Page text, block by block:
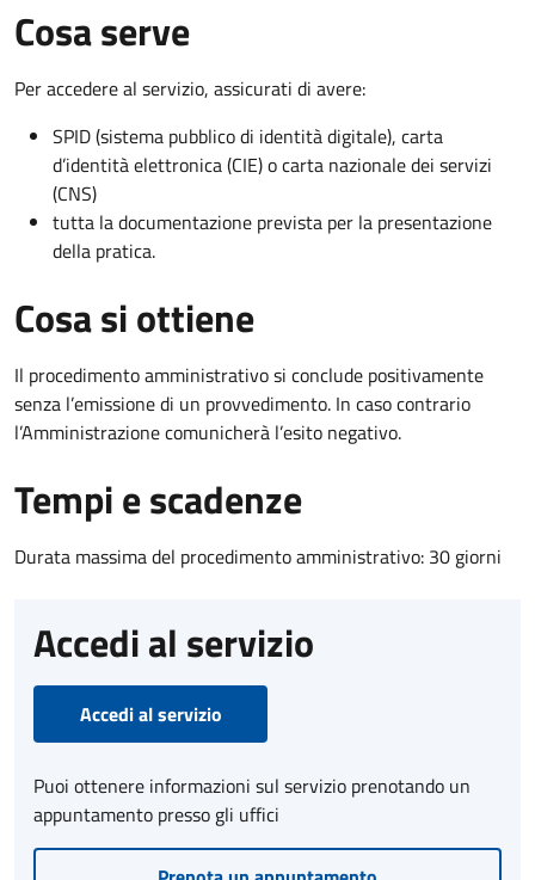
Cosa serve
Per accedere al servizio, assicurati di avere:
SPID (sistema pubblico di identità digitale), carta
d’identità elettronica (CIE) o carta nazionale dei servizi
(CNS)
tutta la documentazione prevista per la presentazione
della pratica.
Cosa si ottiene
Il procedimento amministrativo si conclude positivamente
senza l’emissione di un provvedimento. In caso contrario
l’Amministrazione comunicherà l’esito negativo.
Tempi e scadenze
Durata massima del procedimento amministrativo: 30 giorni
Accedi al servizio
Accedi al servizio
Puoi ottenere informazioni sul servizio prenotando un
appuntamento presso gli uffici